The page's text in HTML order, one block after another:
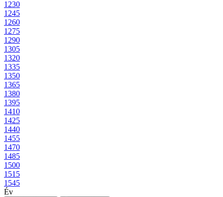
1230
1245
1260
1275
1290
1305
1320
1335
1350
1365
1380
1395
1410
1425
1440
1455
1470
1485
1500
1515
1545
Év